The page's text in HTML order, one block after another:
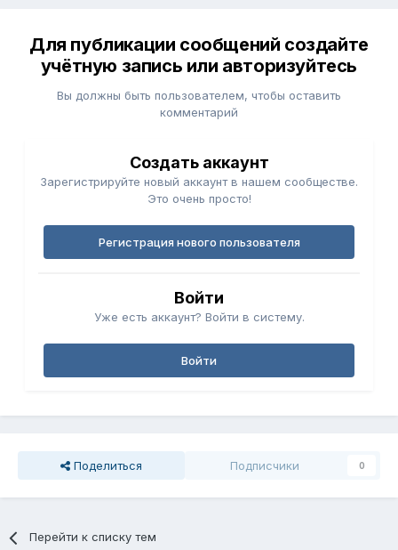
Для публикации сообщений создайте
учётную запись или авторизуйтесь
Вы должны быть пользователем, чтобы оставить
комментарий
Создать аккаунт
Зарегистрируйте новый аккаунт в нашем сообществе.
Это очень просто!
Регистрация нового пользователя
Войти
Уже есть аккаунт? Войти в систему.
Войти
Поделиться Подписчики 0
Перейти к списку тем